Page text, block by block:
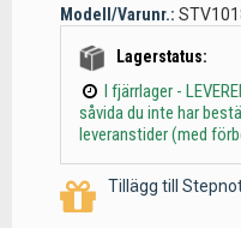
Modell/Varunr.:
Lagerstatus:
I fjärrlager -
såvida du inte har
leveranstider (med
Tillägg till